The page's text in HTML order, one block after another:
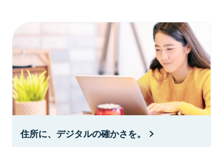
住所に、デジタルの確かさを。